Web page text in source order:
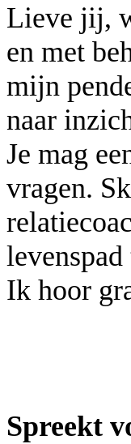
Lieve jij,
en met
mijn
naar
Je mag
vragen.
Ik hoor
Spreekt